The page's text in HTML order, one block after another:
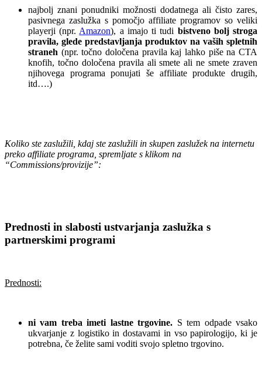
najbolj znani ponudniki možnosti dodatnega ali čisto zares,
pasivnega zaslužka s pomočjo affiliate programov so veliki
playerji (npr. Amazon), a imajo ti tudi bistveno bolj stroga
pravila, glede predstavljanja produktov na vaših spletnih
straneh (npr. točno določena pravila kaj lahko piše na CTA
knofih, točno določena pravila ali smete ali ne smete zraven
njihovega programa ponujati še affiliate produkte drugih,
itd….)
Koliko ste zaslužili, kdaj ste zaslužili in skupen zaslužek na internetu
preko affiliate programa, spremljate s klikom na
“Commissions/provizije”:
Prednosti in slabosti ustvarjanja zaslužka s
partnerskimi programi
Prednosti:
ni vam treba imeti lastne trgovine. S tem odpade vsako
ukvarjanje z logistiko in dostavami in vso papirologijo, ki je
potrebna, če želite sami voditi svojo spletno trgovino.